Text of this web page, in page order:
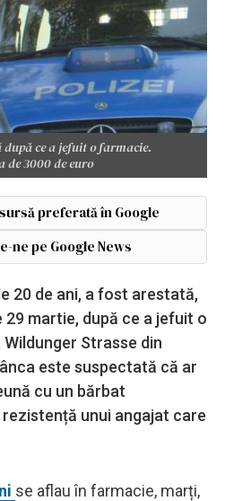
ce a jefuit o farmacie.
de 3000 de euro
preferată în Google
ne pe Google News
20 de ani, a fost arestată,
29 martie, după ce a jefuit o
Strasse din
este suspectată că ar
cu un bărbat
unui angajat care
se aflau în farmacie, marți,